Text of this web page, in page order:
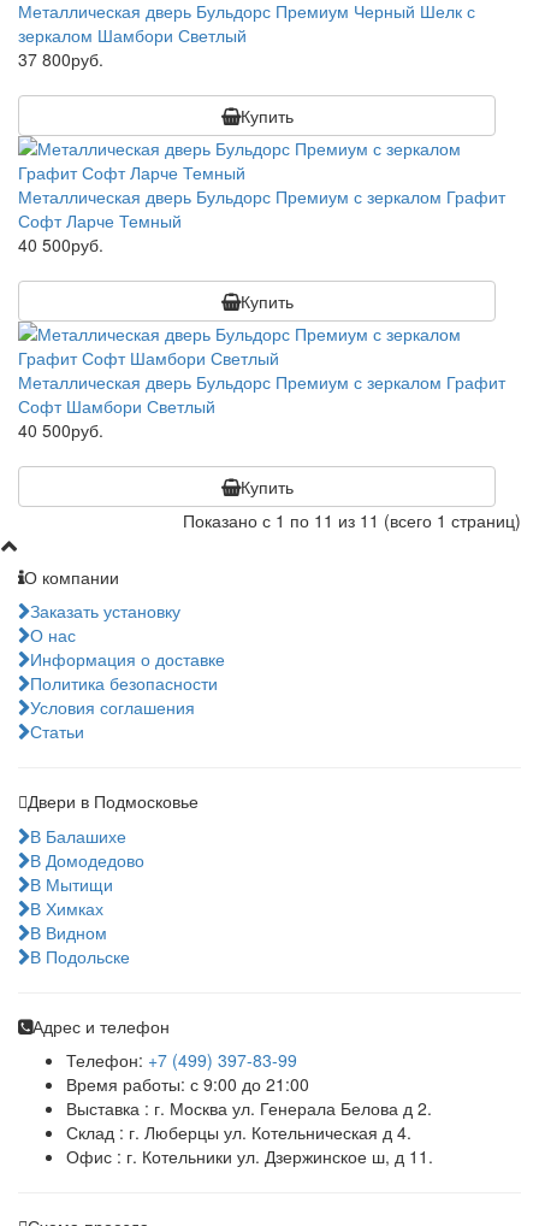
Металлическая дверь Бульдорс Премиум Черный Шелк с
зеркалом Шамбори Светлый
37 800руб.
Купить
Металлическая дверь Бульдорс Премиум с зеркалом Графит
Софт Ларче Темный
40 500руб.
Купить
Металлическая дверь Бульдорс Премиум с зеркалом Графит
Софт Шамбори Светлый
40 500руб.
Купить
Показано с 1 по 11 из 11 (всего 1 страниц)
О компании
Заказать установку
О нас
Информация о доставке
Политика безопасности
Условия соглашения
Статьи
Двери в Подмосковье
В Балашихе
В Домодедово
В Мытищи
В Химках
В Видном
В Подольске
Адрес и телефон
Телефон: +7 (499) 397-83-99
Время работы: с 9:00 до 21:00
Выставка : г. Москва ул. Генерала Белова д 2.
Склад : г. Люберцы ул. Котельническая д 4.
Офис : г. Котельники ул. Дзержинское ш, д 11.